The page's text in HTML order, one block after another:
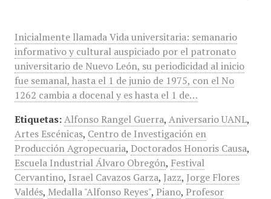
Inicialmente llamada Vida universitaria: semanario
informativo y cultural auspiciado por el patronato
universitario de Nuevo León, su periodicidad al inicio
fue semanal, hasta el 1 de junio de 1975, con el No
1262 cambia a docenal y es hasta el 1 de…
Etiquetas: Alfonso Rangel Guerra, Aniversario UANL,
Artes Escénicas, Centro de Investigación en
Producción Agropecuaria, Doctorados Honoris Causa,
Escuela Industrial Álvaro Obregón, Festival
Cervantino, Israel Cavazos Garza, Jazz, Jorge Flores
Valdés, Medalla "Alfonso Reyes", Piano, Profesor